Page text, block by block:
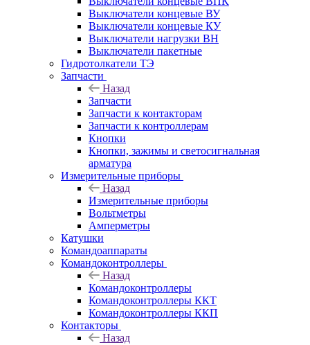
Выключатели концевые ВУ
Выключатели концевые КУ
Выключатели нагрузки ВН
Выключатели пакетные
Гидротолкатели ТЭ
Запчасти
Назад
Запчасти
Запчасти к контакторам
Запчасти к контроллерам
Кнопки
Кнопки, зажимы и светосигнальная
арматура
Измерительные приборы
Назад
Измерительные приборы
Вольтметры
Амперметры
Катушки
Командоаппараты
Командоконтроллеры
Назад
Командоконтроллеры
Командоконтроллеры ККТ
Командоконтроллеры ККП
Контакторы
Назад